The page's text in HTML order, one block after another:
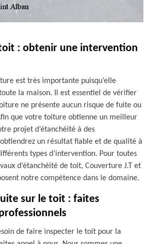
: obtenir une intervention
est très importante puisqu’elle
la maison. Il est essentiel de vérifier
ne présente aucun risque de fuite ou
que votre toiture obtienne un meilleur
projet d’étanchéité à des
un résultat fiable et de qualité à
types d’intervention. Pour toutes
d’étanchéité de toit, Couverture J.T et
notre compétence dans le domaine.
sur le toit : faites
de faire inspecter le toit pour la